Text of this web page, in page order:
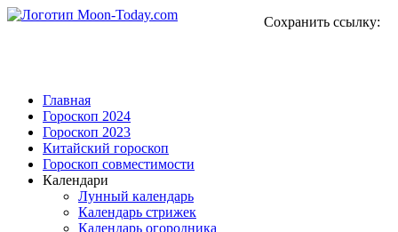
Сохранить ссылку:
Главная
Гороскоп 2024
Гороскоп 2023
Китайский гороскоп
Гороскоп совместимости
Календари
Лунный календарь
Календарь стрижек
Календарь огородника